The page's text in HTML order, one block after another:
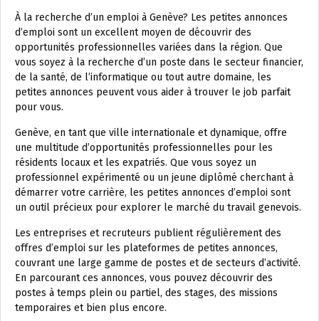
À la recherche d’un emploi à Genève? Les petites annonces
d’emploi sont un excellent moyen de découvrir des
opportunités professionnelles variées dans la région. Que
vous soyez à la recherche d’un poste dans le secteur financier,
de la santé, de l’informatique ou tout autre domaine, les
petites annonces peuvent vous aider à trouver le job parfait
pour vous.
Genève, en tant que ville internationale et dynamique, offre
une multitude d’opportunités professionnelles pour les
résidents locaux et les expatriés. Que vous soyez un
professionnel expérimenté ou un jeune diplômé cherchant à
démarrer votre carrière, les petites annonces d’emploi sont
un outil précieux pour explorer le marché du travail genevois.
Les entreprises et recruteurs publient régulièrement des
offres d’emploi sur les plateformes de petites annonces,
couvrant une large gamme de postes et de secteurs d’activité.
En parcourant ces annonces, vous pouvez découvrir des
postes à temps plein ou partiel, des stages, des missions
temporaires et bien plus encore.